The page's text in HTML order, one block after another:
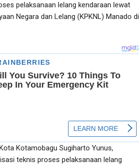
pelaksanaan lelang kendaraan lewat
Negara dan Lelang (KPKNL) Manado di
Kotamobagu Sugiharto Yunus,
teknis proses pelaksanaan lelang